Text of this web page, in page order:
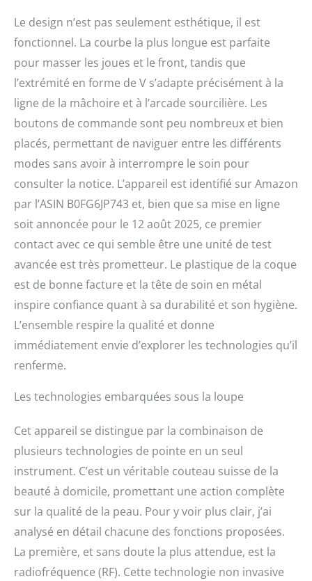
utilisation détendue ou
refroidissement doux
pour une expérience de
soin rafraîchissante.
Doux, sûr et sans danger
pour les peaux sensibles
: avec contrôle intelligent
de la température (38-42
°C de
chaleur/refroidissement
jusqu'à environ 15 °C) et
des intensités
sélectionnables
individuellement,
l'appareil est idéal pour
les soins quotidiens de la
peaux sensibles.
Le design n’est pas seulement esthétique, il est
fonctionnel. La courbe la plus longue est parfaite
pour masser les joues et le front, tandis que
l’extrémité en forme de V s’adapte précisément à la
ligne de la mâchoire et à l’arcade sourcilière. Les
boutons de commande sont peu nombreux et bien
placés, permettant de naviguer entre les différents
modes sans avoir à interrompre le soin pour
consulter la notice. L’appareil est identifié sur Amazon
par l’ASIN B0FG6JP743 et, bien que sa mise en ligne
soit annoncée pour le 12 août 2025, ce premier
contact avec ce qui semble être une unité de test
avancée est très prometteur. Le plastique de la coque
est de bonne facture et la tête de soin en métal
inspire confiance quant à sa durabilité et son hygiène.
L’ensemble respire la qualité et donne
immédiatement envie d’explorer les technologies qu’il
renferme.
Les technologies embarquées sous la loupe
Cet appareil se distingue par la combinaison de
plusieurs technologies de pointe en un seul
instrument. C’est un véritable couteau suisse de la
beauté à domicile, promettant une action complète
sur la qualité de la peau. Pour y voir plus clair, j’ai
analysé en détail chacune des fonctions proposées.
La première, et sans doute la plus attendue, est la
radiofréquence (RF). Cette technologie non invasive